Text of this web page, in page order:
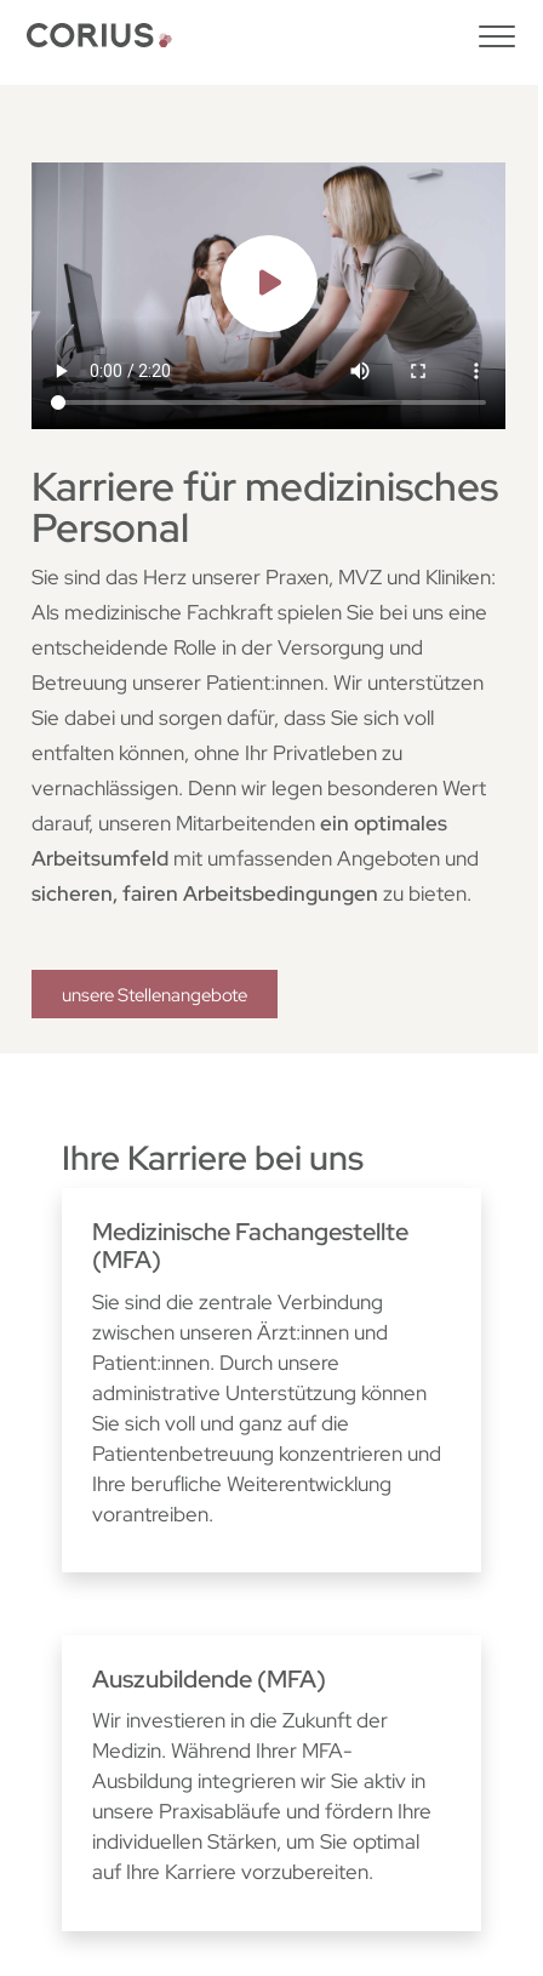
Karriere für medizinisches
Personal
Sie sind das Herz unserer Praxen, MVZ und Kliniken:
Als medizinische Fachkraft spielen Sie bei uns eine
entscheidende Rolle in der Versorgung und
Betreuung unserer Patient:innen. Wir unterstützen
Sie dabei und sorgen dafür, dass Sie sich voll
entfalten können, ohne Ihr Privatleben zu
vernachlässigen. Denn wir legen besonderen Wert
darauf, unseren Mitarbeitendenein optimales
Arbeitsumfeld mit umfassenden Angeboten und
sicheren, fairen Arbeitsbedingungen zu bieten.
unsere Stellenangebote
Ihre Karriere bei uns
Medizinische Fachangestellte
(MFA)
Sie sind die zentrale Verbindung
zwischen unseren Ärzt:innen und
Patient:innen. Durch unsere
administrative Unterstützung können
Sie sich voll und ganz auf die
Patientenbetreuung konzentrieren und
Ihre berufliche Weiterentwicklung
vorantreiben.
Auszubildende (MFA)
Wir investieren in die Zukunft der
Medizin. Während Ihrer MFA-
Ausbildung integrieren wir Sie aktiv in
unsere Praxisabläufe und fördern Ihre
individuellen Stärken, um Sie optimal
auf Ihre Karriere vorzubereiten.